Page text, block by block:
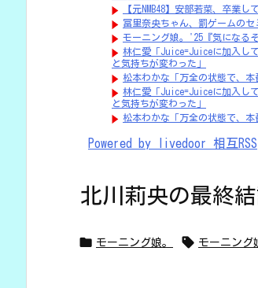
【元NMB48】安部若菜、卒業し
冨里奈央ちゃん、罰ゲームのセ
モーニング娘。'25『気になる
林仁愛「Juice=Juiceに加入し
と気持ちが変わった」
松本わかな「万全の状態で、
林仁愛「Juice=Juiceに加入し
と気持ちが変わった」
松本わかな「万全の状態で、
Powered by livedoor 相互RSS
北川莉央の最終
 モーニング娘。  モーニング